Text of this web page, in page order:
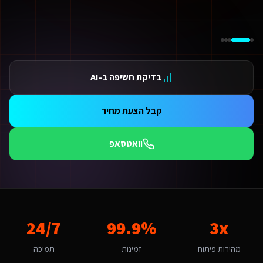
התאמת אתרים ו-SaaS למנועי חיפוש — שירות התאמת אתרים ו-SaaS למנועי חיפוש מתקדם
24/7 תמיכה
מעצב אתרים AI
האם יש עלויות נוספות מעבר לפיתוח?
העלות כוללת את הפיתוח, העלייה לאוויר וההדרכה. בנוסף יש עלות חודשית של אחסון ותחזוקה (החל מ-250₪/חודש) הכוללת גיבויים, עדכוני אבטחה ותמיכה טכנית. עבור שירותים דיגיטליים
כמה זמן לוקח לפתח מעצב אתרים AI לשירותים דיגיטליים ליועצי בטיחות אש?
האתגר המרכזי בראש העין הוא "תחבורה ונגישות". מעצב אתרים AI בראש העין דורש הבנה של השוק הצעיר ומתחדש והתאמה לזוגות צעירים. האתגר של "תחבורה ונגישות" הופך ליתרון כשמשלבים פתרון מותאם. אנו בונים פתרונות שהופכים את האתגר הזה ליתרון תחרותי באמצעות טכנולוגיה חכמה.
איך מתבצע קידום האתר בגוגל (SEO)?
כל אתר שאנו בונים מותאם ל-SEO ולמנועי AI כמו ChatGPT ו-Gemini. עבור שירותים דיגיטליים ליועצי בטיחות אש בראש העין אנו מיישמים: מבנה URL סמנטי, Schema markup מותאם, תוכן ייחודי לכל עמוד, ואופטימיזציה טכנית מתקדמת שמבטיחה דירוג גבוה.
בדיקת חשיפה ב-AI
קבל הצעת מחיר
וואטסאפ
3x
מהירות פיתוח
99.9%
זמינות
24/7
תמיכה